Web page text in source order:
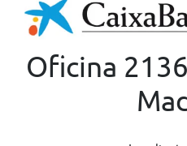
Oficina